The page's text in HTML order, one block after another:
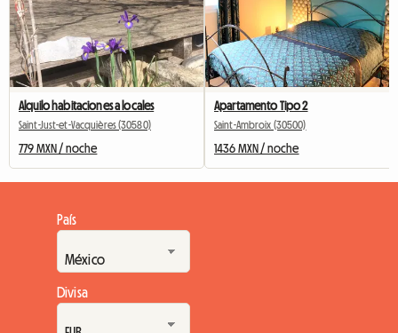
Alquilo habitaciones a locales
Saint-Just-et-Vacquières (30580)
779 MXN / noche
Apartamento Tipo 2
Saint-Ambroix (30500)
1436 MXN / noche
País
Divisa